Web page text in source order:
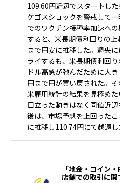
109.60円近辺でスタートし
ケゴスショックを警戒して
でのワクチン接種率加速へ
すると、米長期債利回りの
まで円安に推移した。週央
ライするも、米長期債利回
ドル高感が弛んだために大
円まで円が買い戻された。
米雇用統計の結果を見極め
目立った動きはなく同値近
後は、市場予想を上回った
に推移し110.74円にて越週し
「地金・コイン
店舗での取引に